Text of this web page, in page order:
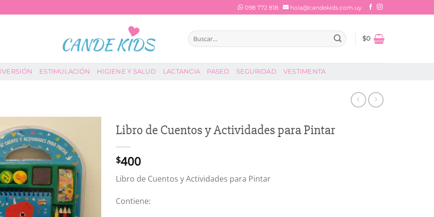
098 772 818 hola@candekids.com.uy
Buscar
por:
$0
ESTIMULACIÓN HIGIENE Y SALUD LACTANCIA PASEO SEGURIDAD VESTIMENTA
Libro de Cuentos y Actividades para Pintar
$400
Libro de Cuentos y Actividades para Pintar
Contiene: